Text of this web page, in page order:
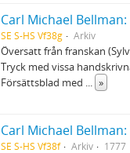
Carl Michael
SE S-HS Vf38g Arkiv
Översatt från franskan
Tryck med vissa
Försättsblad med ... »
Carl Michael
SE S-HS Vf38f Arkiv 1777